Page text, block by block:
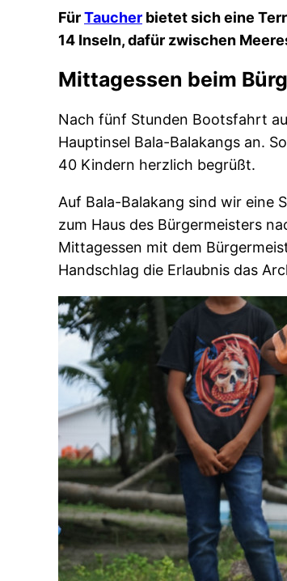
FürTaucher bietet sich eine
14 Inseln, dafür zwischen
Mittagessen beim
Nach fünf Stunden Bootsfahrt
Hauptinsel Bala-Balakangs an.
40 Kindern herzlich begrüßt.
Auf Bala-Balakang sind wir eine
zum Haus des Bürgermeisters
Mittagessen mit dem
Handschlag die Erlaubnis das